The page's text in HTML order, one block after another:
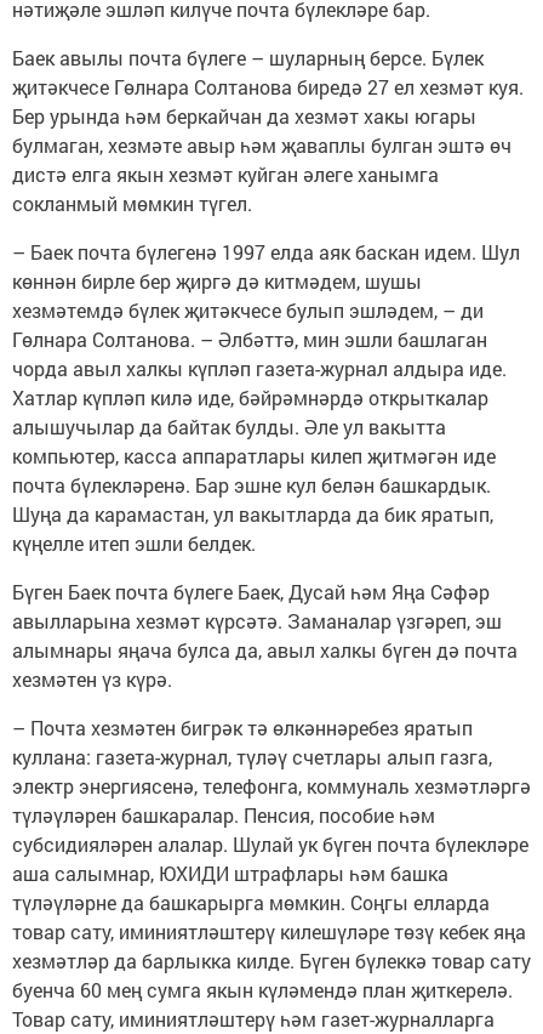
нәтиҗәле эшләп килүче почта бүлекләре бар.
Баек авылы почта бүлеге – шуларның берсе. Бүлек
җитәкчесе Гөлнара Солтанова биредә 27 ел хезмәт куя.
Бер урында һәм беркайчан да хезмәт хакы югары
булмаган, хезмәте авыр һәм җаваплы булган эштә өч
дистә елга якын хезмәт куйган әлеге ханымга
сокланмый мөмкин түгел.
– Баек почта бүлегенә 1997 елда аяк баскан идем. Шул
көннән бирле бер җиргә дә китмәдем, шушы
хезмәтемдә бүлек җитәкчесе булып эшләдем, – ди
Гөлнара Солтанова. – Әлбәттә, мин эшли башлаган
чорда авыл халкы күпләп газета-журнал алдыра иде.
Хатлар күпләп килә иде, бәйрәмнәрдә открыткалар
алышучылар да байтак булды. Әле ул вакытта
компьютер, касса аппаратлары килеп җитмәгән иде
почта бүлекләренә. Бар эшне кул белән башкардык.
Шуңа да карамастан, ул вакытларда да бик яратып,
күңелле итеп эшли белдек.
Бүген Баек почта бүлеге Баек, Дусай һәм Яңа Сәфәр
авылларына хезмәт күрсәтә. Заманалар үзгәреп, эш
алымнары яңача булса да, авыл халкы бүген дә почта
хезмәтен үз күрә.
– Почта хезмәтен бигрәк тә өлкәннәребез яратып
куллана: газета-журнал, түләү счетлары алып газга,
электр энергиясенә, телефонга, коммуналь хезмәтләргә
түләүләрен башкаралар. Пенсия, пособие һәм
субсидияләрен алалар. Шулай ук бүген почта бүлекләре
аша салымнар, ЮХИДИ штрафлары һәм башка
түләүләрне да башкарырга мөмкин. Соңгы елларда
товар сату, иминиятләштерү килешүләре төзү кебек яңа
хезмәтләр да барлыкка килде. Бүген бүлеккә товар сату
буенча 60 мең сумга якын күләмендә план җиткерелә.
Товар сату, иминиятләштерү һәм газет-журналларга